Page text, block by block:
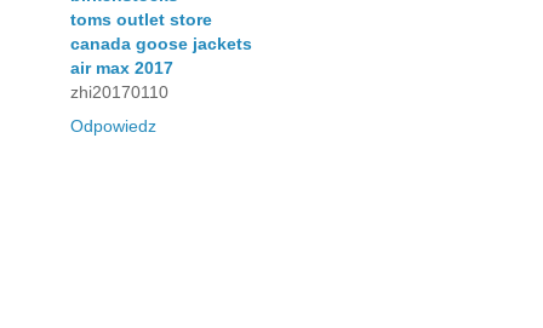
toms outlet store
canada goose jackets
air max 2017
zhi20170110
Odpowiedz